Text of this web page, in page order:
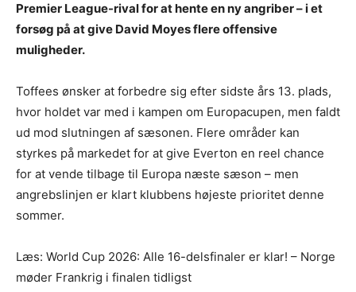
Premier League-rival for at hente en ny angriber – i et
forsøg på at give David Moyes flere offensive
muligheder.
Toffees ønsker at forbedre sig efter sidste års 13. plads,
hvor holdet var med i kampen om Europacupen, men faldt
ud mod slutningen af sæsonen. Flere områder kan
styrkes på markedet for at give Everton en reel chance
for at vende tilbage til Europa næste sæson – men
angrebslinjen er klart klubbens højeste prioritet denne
sommer.
Læs: World Cup 2026: Alle 16-delsfinaler er klar! – Norge
møder Frankrig i finalen tidligst